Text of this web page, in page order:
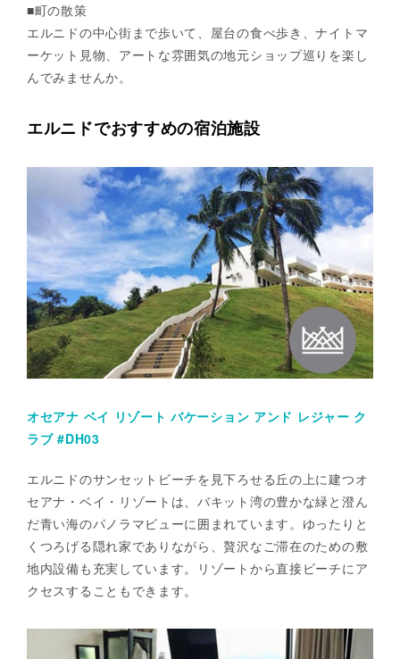
■町の散策
エルニドの中心街まで歩いて、屋台の食べ歩き、ナイトマ
ーケット見物、アートな雰囲気の地元ショップ巡りを楽し
んでみませんか。
エルニドでおすすめの宿泊施設
オセアナ ベイ リゾート バケーション アンド レジャー ク
ラブ #DH03
エルニドのサンセットビーチを見下ろせる丘の上に建つオ
セアナ・ベイ・リゾートは、バキット湾の豊かな緑と澄ん
だ青い海のパノラマビューに囲まれています。ゆったりと
くつろげる隠れ家でありながら、贅沢なご滞在のための敷
地内設備も充実しています。リゾートから直接ビーチにア
クセスすることもできます。